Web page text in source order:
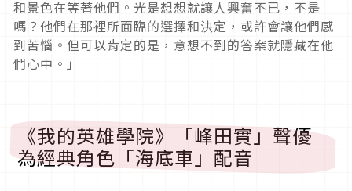
和景色在等著他們。光是想想就讓人興奮不已，不是
嗎？他們在那裡所面臨的選擇和決定，或許會讓他們感
到苦惱。但可以肯定的是，意想不到的答案就隱藏在他
們心中。」
《我的英雄學院》「峰田實」聲優
為經典角色「海底車」配音